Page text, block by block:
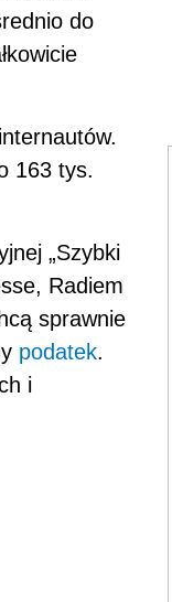
do
163 tys.
„Szybki
Radiem
sprawnie
podatek.
i